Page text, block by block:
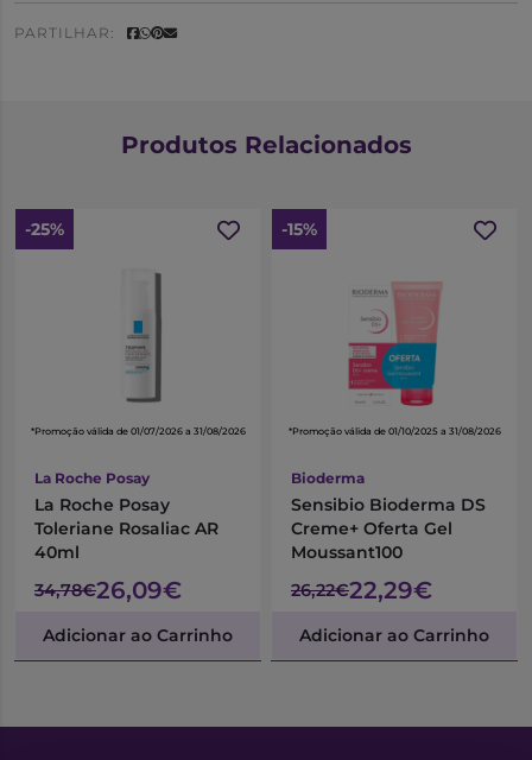
TX B3 Complex – Combina ácido tranexâmico e
antimicrobiana.
PARTILHAR:
Produtos Relacionados
-25%
*Promoção válida de 01/07/2026 a 31/08/2026
La Roche Posay
La Roche Posay
Toleriane Rosaliac AR
40ml
34,78€26,09€
Adicionar ao Carrinho
-15%
*Promoção válida de 01/10/2025 a 31/08/2026
Bioderma
Sensibio Bioderma DS
Creme+ Oferta Gel
Moussant100
26,22€22,29€
Adicionar ao Carrinho